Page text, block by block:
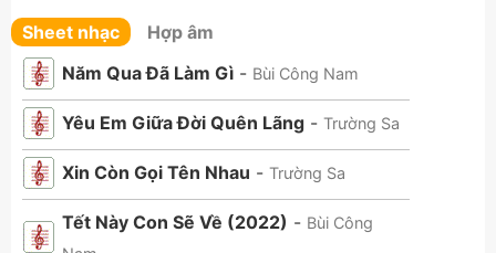
Sheet nhạc
Hợp âm
Năm Qua Đã Làm Gì - Bùi Công Nam
Yêu Em Giữa Đời Quên Lãng - Trường Sa
Xin Còn Gọi Tên Nhau - Trường Sa
Tết Này Con Sẽ Về (2022) - Bùi Công